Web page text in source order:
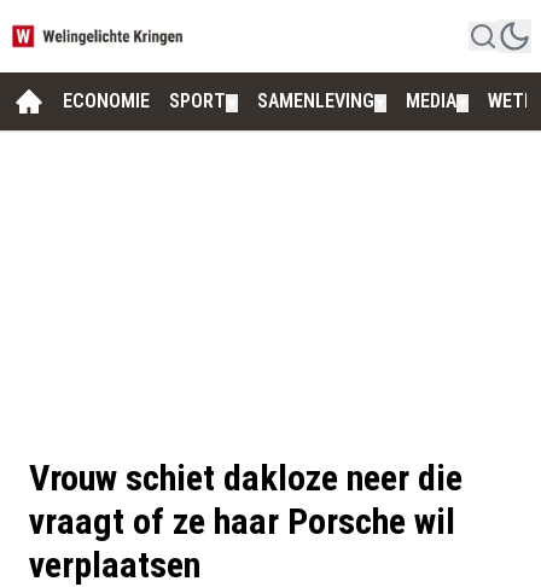
ECONOMIE SPORT SAMENLEVING MEDIA
Vrouw schiet dakloze neer die
vraagt of ze haar Porsche wil
verplaatsen